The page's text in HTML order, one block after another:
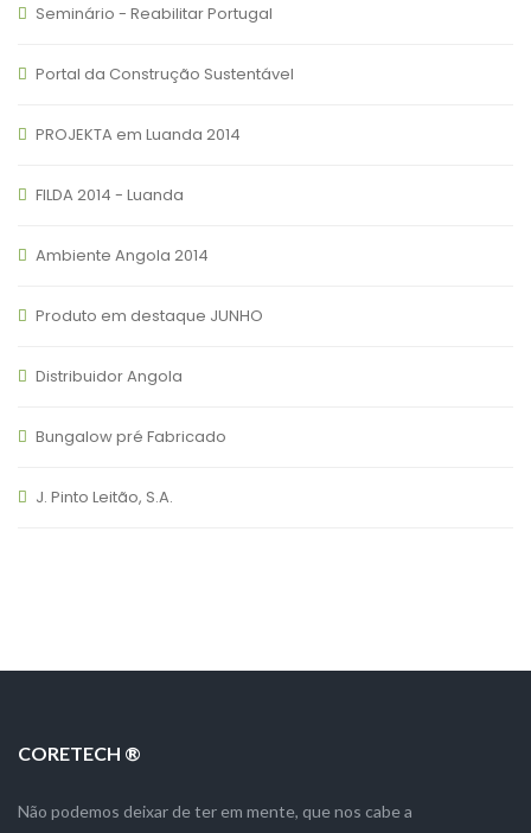
Seminário - Reabilitar Portugal
Portal da Construção Sustentável
PROJEKTA em Luanda 2014
FILDA 2014 - Luanda
Ambiente Angola 2014
Produto em destaque JUNHO
Distribuidor Angola
Bungalow pré Fabricado
J. Pinto Leitão, S.A.
CORETECH ®
Não podemos deixar de ter em mente, que nos cabe a